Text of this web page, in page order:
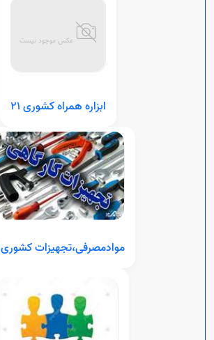
ابزاره همراه کشوری 21
موادمصرفی،تجهیزات کشوری21